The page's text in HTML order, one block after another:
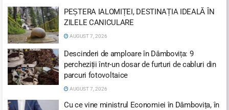
PEȘTERA IALOMIȚEI, DESTINAȚIA IDEALĂ ÎN
ZILELE CANICULARE
AUGUST 7, 2026
Descinderi de amploare în Dâmbovița: 9
percheziții într-un dosar de furturi de cabluri din
parcuri fotovoltaice
AUGUST 7, 2026
Cu ce vine ministrul Economiei în Dâmbovița, în